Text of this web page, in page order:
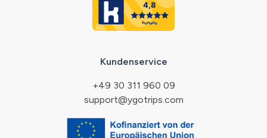
Kundenservice
+49 30 311 960 09
support@ygotrips.com